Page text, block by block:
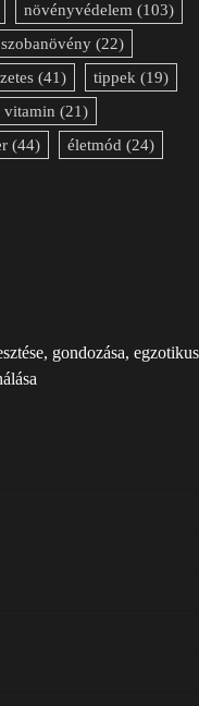
növényvédelem (103)
szobanövény (22)
(41) tippek (19)
vitamin (21)
(44) életmód (24)
gondozása, egzotikus